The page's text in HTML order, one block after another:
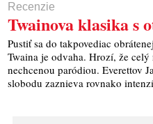
Recenzie
Twainova klasika s
Pustiť sa do takpovediac
Twaina je odvaha. Hrozí, že
nechcenou paródiou. Everettov
slobodu zaznieva rovnako